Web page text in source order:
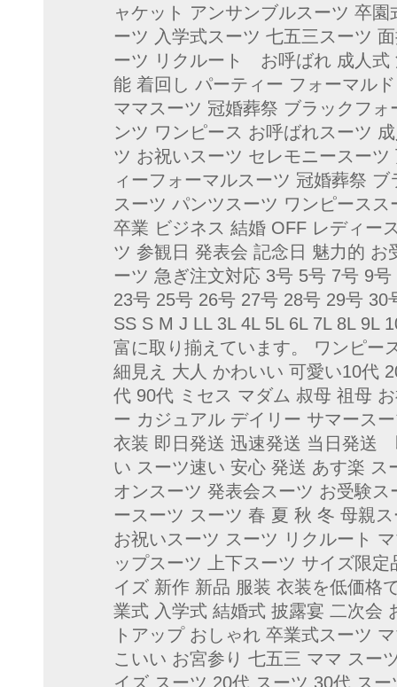
ャケット アンサンブルスーツ 卒
ーツ 入学式スーツ 七五三スーツ
ーツ リクルート お呼ばれ 成人式
能 着回し パーティー フォーマル
ママスーツ 冠婚葬祭 ブラックフ
ンツ ワンピース お呼ばれスーツ
ツ お祝いスーツ セレモニースー
ィーフォーマルスーツ 冠婚葬祭
スーツ パンツスーツ ワンピース
卒業 ビジネス 結婚 OFF レディー
ツ 参観日 発表会 記念日 魅力的
ーツ 急ぎ注文対応 3号 5号 7号 9
23号 25号 26号 27号 28号 29号
SS S M J LL 3L 4L 5L 6L 7L 8L 9L
富に取り揃えています。 ワンピー
細見え 大人 かわいい 可愛い10代
代 90代 ミセス マダム 叔母 祖母
ー カジュアル デイリー サマース
衣装 即日発送 迅速発送 当日発送
い スーツ速い 安心 発送 あす楽
オンスーツ 発表会スーツ お受験
ースーツ スーツ 春 夏 秋 冬 母親
お祝いスーツ スーツ リクルート
ップスーツ 上下スーツ サイズ限
イズ 新作 新品 服装 衣装を低価格
業式 入学式 結婚式 披露宴 二次会
トアップ おしゃれ 卒業式スーツ
こいい お宮参り 七五三 ママ スー
イズ スーツ 20代 スーツ 30代 ス